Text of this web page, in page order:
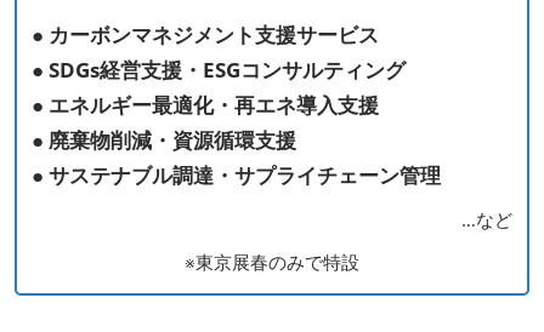
● カーボンマネジメント⽀援サービス
● SDGs経営⽀援・ESGコンサルティング
● エネルギー最適化・再エネ導⼊⽀援
● 廃棄物削減・資源循環⽀援
● サステナブル調達・サプライチェーン管理
…など
※東京展春のみで特設